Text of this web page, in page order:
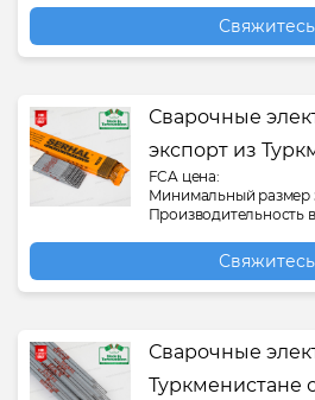
Свяжитесь
Сварочные
экспорт из
FCA цена:
Минимальный размер
Производительность
Свяжитесь
Сварочные
Туркменистане